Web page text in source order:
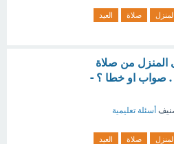
المنزل صلاة
العيد
المنزل من صلاة
. صواب او خطا ؟ -
أسئلة تعليمية
المنزل صلاة
العيد